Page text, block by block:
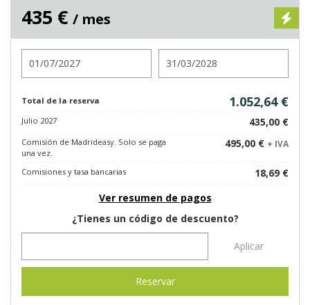
435 € / mes
Total de la reserva 1.052,64 €
Julio 2027 435,00 €
Comisión de Madrideasy. Solo se paga
una vez.
495,00 € + IVA
Comisiones y tasa bancarias
18,69 €
Ver resumen de pagos
¿Tienes un código de descuento?
Aplicar
Reservar